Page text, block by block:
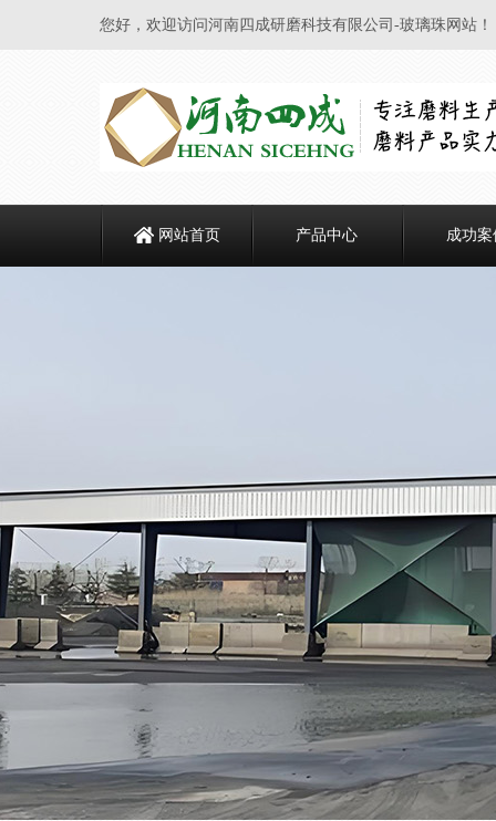
您好，欢迎访问河南四成研磨科技有限公司-玻璃珠网站！
网站首页 产品中心 成功案